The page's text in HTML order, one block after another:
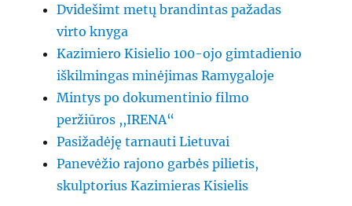
Dvidešimt metų brandintas pažadas
virto knyga
Kazimiero Kisielio 100-ojo gimtadienio
iškilmingas minėjimas Ramygaloje
Mintys po dokumentinio filmo
peržiūros ,,IRENA“
Pasižadėję tarnauti Lietuvai
Panevėžio rajono garbės pilietis,
skulptorius Kazimieras Kisielis